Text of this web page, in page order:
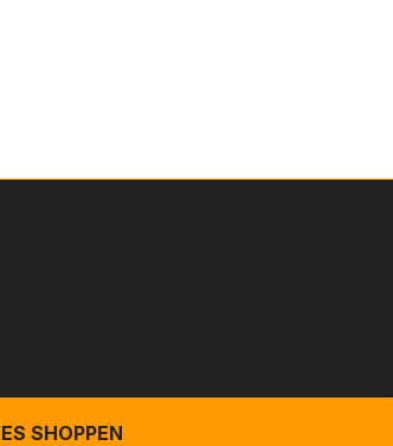
SHOPPEN